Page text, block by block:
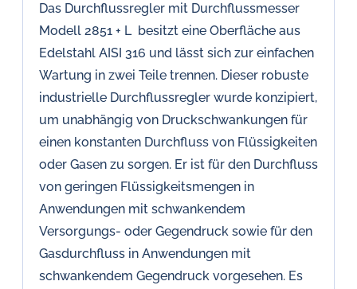
Das Durchflussregler mit Durchflussmesser
Modell 2851 + L besitzt eine Oberfläche aus
Edelstahl AISI 316 und lässt sich zur einfachen
Wartung in zwei Teile trennen. Dieser robuste
industrielle Durchflussregler wurde konzipiert,
um unabhängig von Druckschwankungen für
einen konstanten Durchfluss von Flüssigkeiten
oder Gasen zu sorgen. Er ist für den Durchfluss
von geringen Flüssigkeitsmengen in
Anwendungen mit schwankendem
Versorgungs- oder Gegendruck sowie für den
Gasdurchfluss in Anwendungen mit
schwankendem Gegendruck vorgesehen. Es